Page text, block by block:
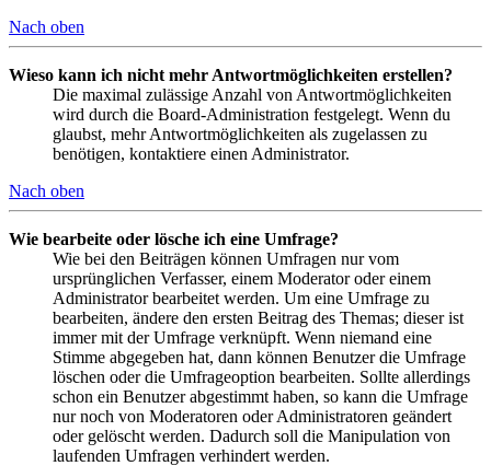
Nach oben
Wieso kann ich nicht mehr Antwortmöglichkeiten erstellen?
Die maximal zulässige Anzahl von Antwortmöglichkeiten
wird durch die Board-Administration festgelegt. Wenn du
glaubst, mehr Antwortmöglichkeiten als zugelassen zu
benötigen, kontaktiere einen Administrator.
Nach oben
Wie bearbeite oder lösche ich eine Umfrage?
Wie bei den Beiträgen können Umfragen nur vom
ursprünglichen Verfasser, einem Moderator oder einem
Administrator bearbeitet werden. Um eine Umfrage zu
bearbeiten, ändere den ersten Beitrag des Themas; dieser ist
immer mit der Umfrage verknüpft. Wenn niemand eine
Stimme abgegeben hat, dann können Benutzer die Umfrage
löschen oder die Umfrageoption bearbeiten. Sollte allerdings
schon ein Benutzer abgestimmt haben, so kann die Umfrage
nur noch von Moderatoren oder Administratoren geändert
oder gelöscht werden. Dadurch soll die Manipulation von
laufenden Umfragen verhindert werden.